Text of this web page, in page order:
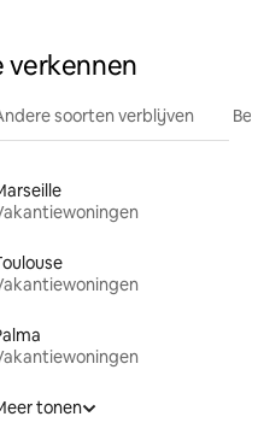
verkennen
soorten verblijven
tonen